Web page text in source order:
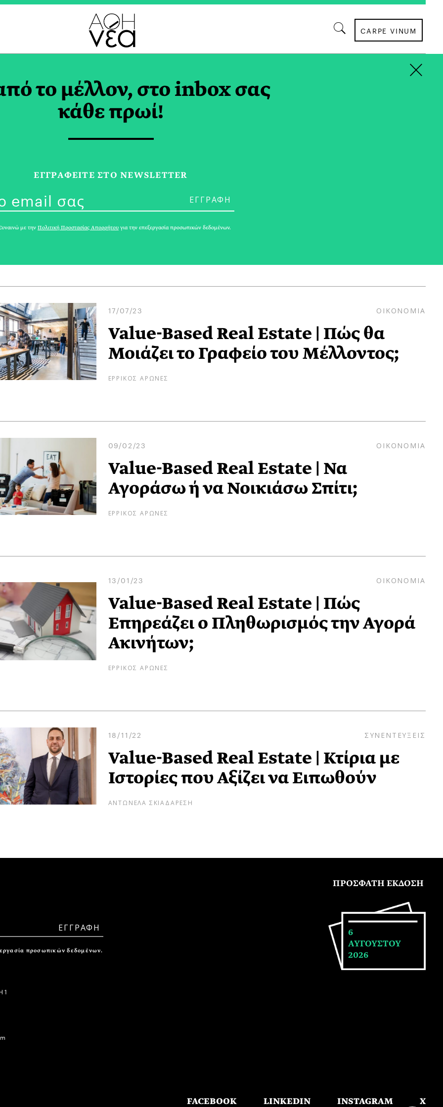
CARPE VINUM
ΑΡΩΝΕΣ TAG
Value-Based Real Estate | Πώς
Επηρεάζουν την Αγορά Ακινήτων οι
Δημογραφικές Αλλαγές
17/07/23 ΟΙΚΟΝΟΜΙΑ
Value-Based Real Estate | Πώς θα
Μοιάζει το Γραφείο του Μέλλοντος;
ΕΡΡΙΚΟΣ ΑΡΩΝΕΣ
09/02/23 ΟΙΚΟΝΟΜΙΑ
Value-Based Real Estate | Να
Αγοράσω ή να Νοικιάσω Σπίτι;
ΕΡΡΙΚΟΣ ΑΡΩΝΕΣ
13/01/23 ΟΙΚΟΝΟΜΙΑ
Value-Based Real Estate | Πώς
Επηρεάζει ο Πληθωρισμός την Αγορά
Ακινήτων;
ΕΡΡΙΚΟΣ ΑΡΩΝΕΣ
18/11/22 ΣΥΝΕΝΤΕΥΞΕΙΣ
Value-Based Real Estate | Κτίρια με
Ιστορίες που Αξίζει να Ειπωθούν
ΑΝΤΩΝΕΛΑ ΣΚΙΑΔΑΡΕΣΗ
προσωπικών δεδομένων.
1
ΠΡΟΣΦΑΤΗ ΕΚΔΟΣΗ
6
ΑΥΓΟΥΣΤΟΥ
2026
FACEBOOK LINKEDIN INSTAGRAM X
το μέλλον, στο inbox σας
κάθε πρωί!
ΕΓΓPΑΦΕΙΤΕ ΣΤΟ NEWSLETTER
με την Πολιτική Προστασίας Απορρήτου για την επεξεργασία προσωπικών δεδομένων.
×